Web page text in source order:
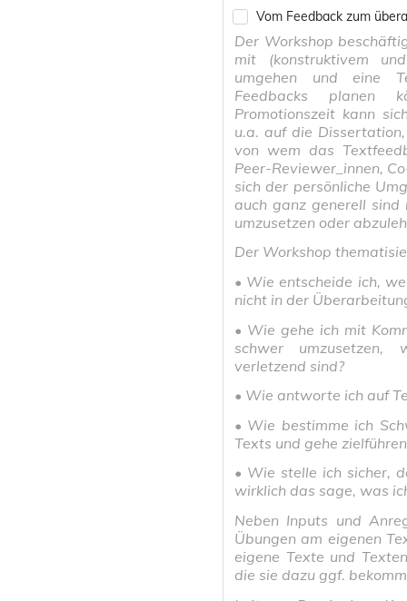
Vom Feedback zum
Der Workshop
mit (konstruktivem
umgehen und eine
Feedbacks planen
Promotionszeit kann
u.a. auf die
von wem das
Peer-Reviewer_innen,
sich der persönliche
auch ganz generell sind
umzusetzen oder
Der Workshop
• Wie entscheide ich,
nicht in der
• Wie gehe ich mit
schwer
verletzend sind?
• Wie antworte ich auf
• Wie bestimme ich
Texts und gehe
• Wie stelle ich sicher,
wirklich das sage, was
Neben Inputs und
Übungen am eigenen
eigene Texte und
die sie dazu ggf.